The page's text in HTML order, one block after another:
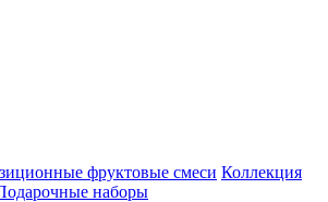
фруктовые смеси Коллекция
наборы